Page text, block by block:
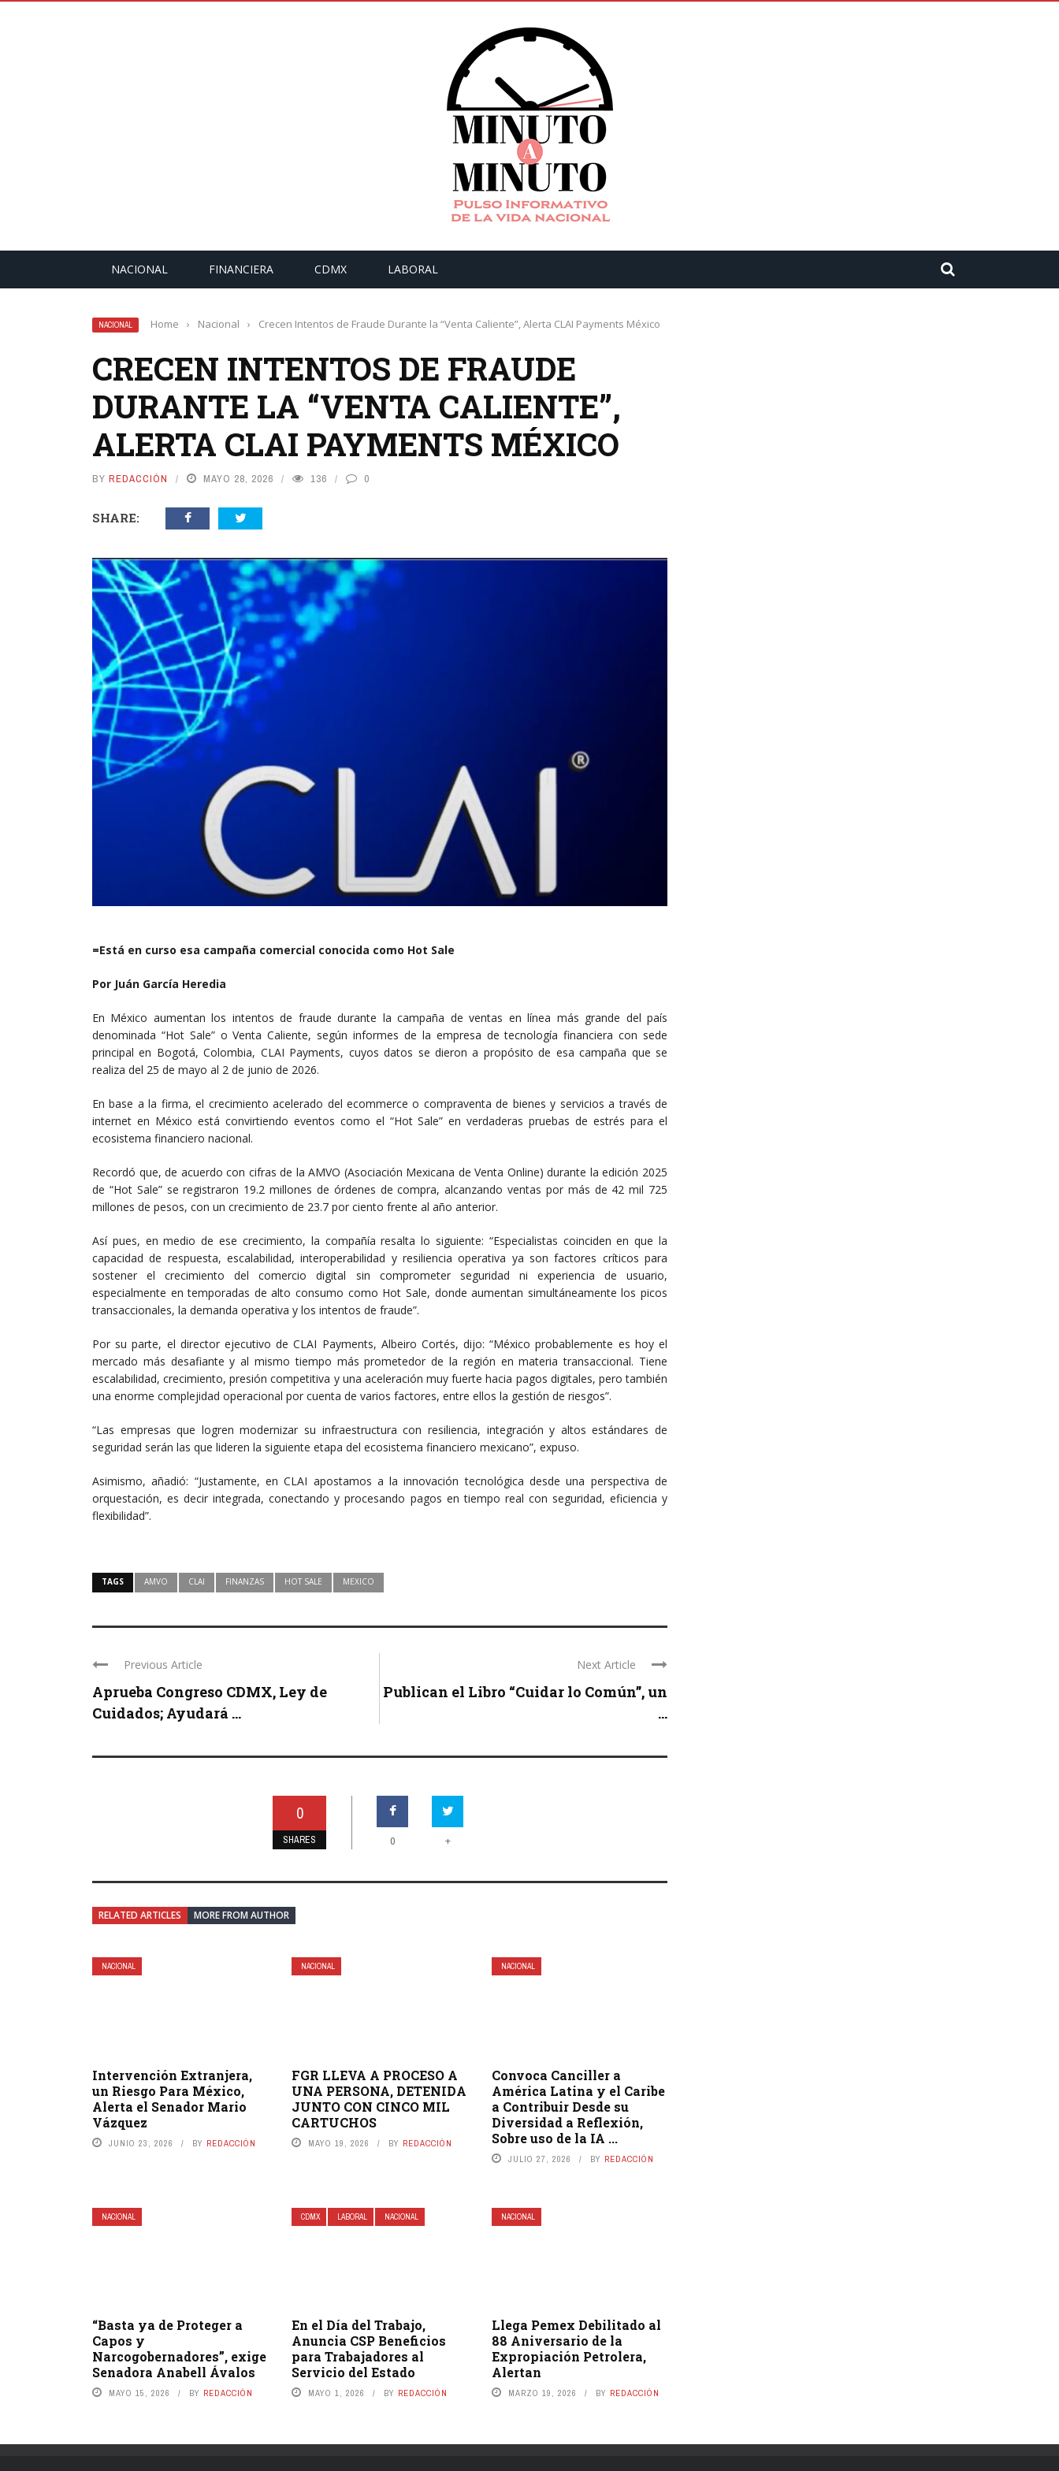
NACIONAL FINANCIERA CDMX LABORAL
NACIONAL Home › Nacional › Crecen Intentos de Fraude Durante la “Venta Caliente”, Alerta CLAI Payments México
CRECEN INTENTOS DE FRAUDE
DURANTE LA “VENTA CALIENTE”,
ALERTA CLAI PAYMENTS MÉXICO
BY REDACCIÓN MAYO 28, 2026 136 0
SHARE:
=Está en curso esa campaña comercial conocida como Hot Sale
Por Juán García Heredia
En México aumentan los intentos de fraude durante la campaña de ventas en línea más grande del país
denominada “Hot Sale” o Venta Caliente, según informes de la empresa de tecnología financiera con sede
principal en Bogotá, Colombia, CLAI Payments, cuyos datos se dieron a propósito de esa campaña que se
realiza del 25 de mayo al 2 de junio de 2026.
En base a la firma, el crecimiento acelerado del ecommerce o compraventa de bienes y servicios a través de
internet en México está convirtiendo eventos como el “Hot Sale” en verdaderas pruebas de estrés para el
ecosistema financiero nacional.
Recordó que, de acuerdo con cifras de la AMVO (Asociación Mexicana de Venta Online) durante la edición 2025
de “Hot Sale” se registraron 19.2 millones de órdenes de compra, alcanzando ventas por más de 42 mil 725
millones de pesos, con un crecimiento de 23.7 por ciento frente al año anterior.
Así pues, en medio de ese crecimiento, la compañía resalta lo siguiente: “Especialistas coinciden en que la
capacidad de respuesta, escalabilidad, interoperabilidad y resiliencia operativa ya son factores críticos para
sostener el crecimiento del comercio digital sin comprometer seguridad ni experiencia de usuario,
especialmente en temporadas de alto consumo como Hot Sale, donde aumentan simultáneamente los picos
transaccionales, la demanda operativa y los intentos de fraude”.
Por su parte, el director ejecutivo de CLAI Payments, Albeiro Cortés, dijo: “México probablemente es hoy el
mercado más desafiante y al mismo tiempo más prometedor de la región en materia transaccional. Tiene
escalabilidad, crecimiento, presión competitiva y una aceleración muy fuerte hacia pagos digitales, pero también
una enorme complejidad operacional por cuenta de varios factores, entre ellos la gestión de riesgos”.
“Las empresas que logren modernizar su infraestructura con resiliencia, integración y altos estándares de
seguridad serán las que lideren la siguiente etapa del ecosistema financiero mexicano”, expuso.
Asimismo, añadió: “Justamente, en CLAI apostamos a la innovación tecnológica desde una perspectiva de
orquestación, es decir integrada, conectando y procesando pagos en tiempo real con seguridad, eficiencia y
flexibilidad”.
TAGS AMVO CLAI FINANZAS HOT SALE MEXICO
Previous Article
Aprueba Congreso CDMX, Ley de
Cuidados; Ayudará ...
Next Article
Publican el Libro “Cuidar lo Común”, un
...
0
SHARES 0 +
RELATED ARTICLES MORE FROM AUTHOR
NACIONAL
Intervención Extranjera,
un Riesgo Para México,
Alerta el Senador Mario
Vázquez
JUNIO 23, 2026 BY REDACCIÓN
NACIONAL
FGR LLEVA A PROCESO A
UNA PERSONA, DETENIDA
JUNTO CON CINCO MIL
CARTUCHOS
MAYO 19, 2026 BY REDACCIÓN
NACIONAL
Convoca Canciller a
América Latina y el Caribe
a Contribuir Desde su
Diversidad a Reflexión,
Sobre uso de la IA ...
JULIO 27, 2026 BY REDACCIÓN
NACIONAL
“Basta ya de Proteger a
Capos y
Narcogobernadores”, exige
Senadora Anabell Ávalos
MAYO 15, 2026 BY REDACCIÓN
CDMX LABORAL NACIONAL
En el Día del Trabajo,
Anuncia CSP Beneficios
para Trabajadores al
Servicio del Estado
MAYO 1, 2026 BY REDACCIÓN
NACIONAL
Llega Pemex Debilitado al
88 Aniversario de la
Expropiación Petrolera,
Alertan
MARZO 19, 2026 BY REDACCIÓN